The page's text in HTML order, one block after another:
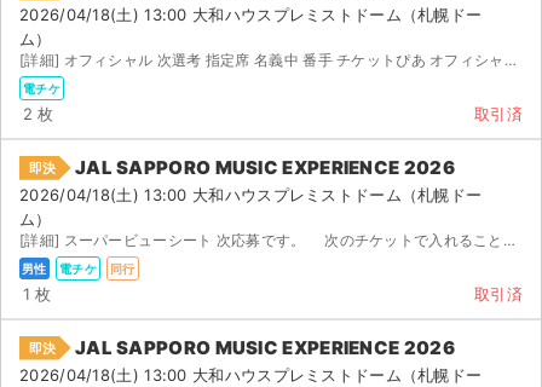
2026/04/18(土) 13:00 大和ハウスプレミストドーム（札幌ドー
ム）
[詳細] オフィシャル 次選考 指定席 名義中 番手 チケットぴあ オフィシャル先着 次先行/すり替え...
電チケ
2 枚 取引済
即決 JAL SAPPORO MUSIC EXPERIENCE 2026
2026/04/18(土) 13:00 大和ハウスプレミストドーム（札幌ドー
ム）
[詳細] スーパービューシート 次応募です。 次のチケットで入れることになったため、出品しま...
男性 電チケ 同行
1 枚 取引済
即決 JAL SAPPORO MUSIC EXPERIENCE 2026
2026/04/18(土) 13:00 大和ハウスプレミストドーム（札幌ドー